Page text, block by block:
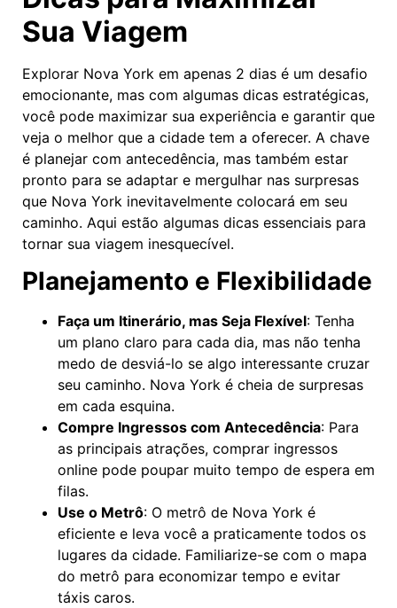
Sua Viagem
Explorar Nova York em apenas 2 dias é um desafio
emocionante, mas com algumas dicas estratégicas,
você pode maximizar sua experiência e garantir que
veja o melhor que a cidade tem a oferecer. A chave
é planejar com antecedência, mas também estar
pronto para se adaptar e mergulhar nas surpresas
que Nova York inevitavelmente colocará em seu
caminho. Aqui estão algumas dicas essenciais para
tornar sua viagem inesquecível.
Planejamento e Flexibilidade
Faça um Itinerário, mas Seja Flexível: Tenha
um plano claro para cada dia, mas não tenha
medo de desviá-lo se algo interessante cruzar
seu caminho. Nova York é cheia de surpresas
em cada esquina.
Compre Ingressos com Antecedência: Para
as principais atrações, comprar ingressos
online pode poupar muito tempo de espera em
filas.
Use o Metrô: O metrô de Nova York é
eficiente e leva você a praticamente todos os
lugares da cidade. Familiarize-se com o mapa
do metrô para economizar tempo e evitar
táxis caros.